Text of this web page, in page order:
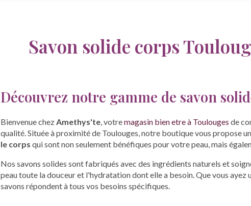
Savon solide corps
Découvrez notre gamme de savon
Bienvenue chezAmethys'te, votremagasin bien etre à Toulouges de
qualité. Située à proximité de Toulouges, notre boutique vous propose
le corps qui sont non seulement bénéfiques pour votre peau, mais
Nos savons solides sont fabriqués avec des ingrédients naturels et
peau toute la douceur et l'hydratation dont elle a besoin. Que vous ayez
savons répondent à tous vos besoins spécifiques.